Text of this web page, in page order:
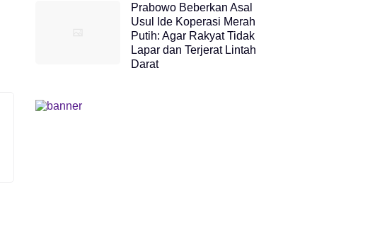
Prabowo Beberkan Asal
Usul Ide Koperasi Merah
Putih: Agar Rakyat Tidak
Lapar dan Terjerat Lintah
Darat